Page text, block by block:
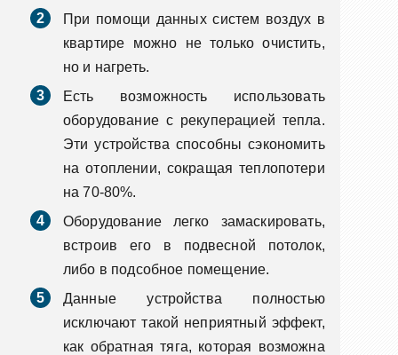
При помощи данных систем воздух в
квартире можно не только очистить,
но и нагреть.
Есть возможность использовать
оборудование с рекуперацией тепла.
Эти устройства способны сэкономить
на отоплении, сокращая теплопотери
на 70-80%.
Оборудование легко замаскировать,
встроив его в подвесной потолок,
либо в подсобное помещение.
Данные устройства полностью
исключают такой неприятный эффект,
как обратная тяга, которая возможна